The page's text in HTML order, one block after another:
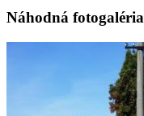
Náhodná fotogaléria